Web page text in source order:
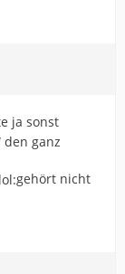
ja sonst
den ganz
gehört nicht